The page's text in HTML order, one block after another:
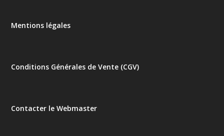
Mentions légales
Conditions Générales de Vente (CGV)
Contacter le Webmaster